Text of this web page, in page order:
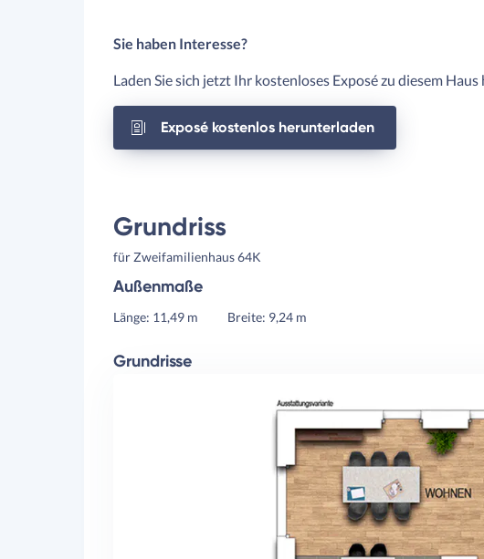
Sie haben Interesse?
Laden Sie sich jetzt Ihr kostenloses Exposé zu diesem
Exposé kostenlos herunterladen
Grundriss
für Zweifamilienhaus 64K
Außenmaße
Länge: 11,49 m Breite: 9,24 m
Grundrisse